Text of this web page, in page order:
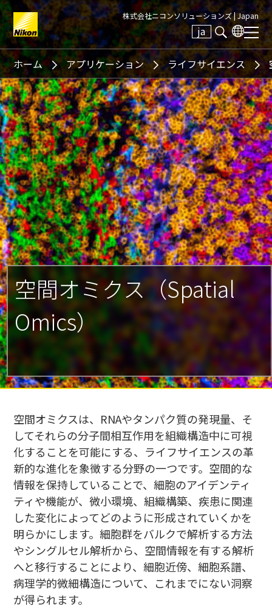
株式会社ニコンソリューションズ |Japan
ja
Search keyword(s)
ホーム アプリケーション ライフサイエンス
空間オミクス（Spatial
Omics）
空間オミクスは、RNAやタンパク質の発現量、そ
してそれらの分子間相互作用を組織構造中に可視
化することを可能にする、ライフサイエンスの革
新的な進化を象徴する分野の一つです。空間的な
情報を保持していることで、細胞のアイデンティ
ティや機能が、微小環境、組織構築、疾患に関連
した変化によってどのように形成されていくかを
明らかにします。細胞群をバルクで解析する方法
やシングルセル解析から、空間情報を有する解析
へと移行することにより、細胞近傍、細胞系譜、
病理学的微細構造について、これまでにない洞察
が得られます。